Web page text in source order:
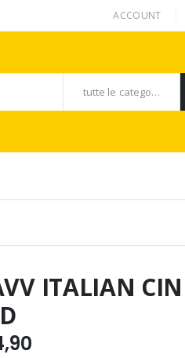
ACCOUNT
tutte le categorie
ITALIAN